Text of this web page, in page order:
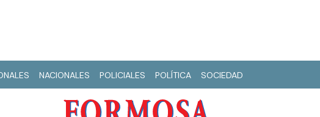
NACIONALES POLICIALES POLÍTICA SOCIEDAD